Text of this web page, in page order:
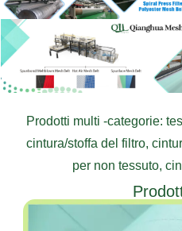
Prodotti multi -categorie:
cintura/stoffa del filtro,
per non tessuto,